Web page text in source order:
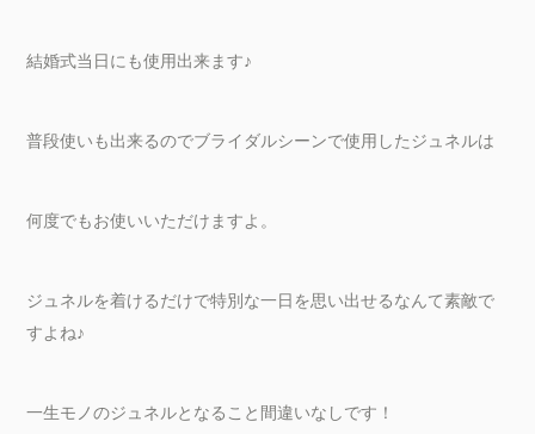
結婚式当日にも使用出来ます♪
普段使いも出来るのでブライダルシーンで使用したジュネルは
何度でもお使いいただけますよ。
ジュネルを着けるだけで特別な一日を思い出せるなんて素敵で
すよね♪
一生モノのジュネルとなること間違いなしです！